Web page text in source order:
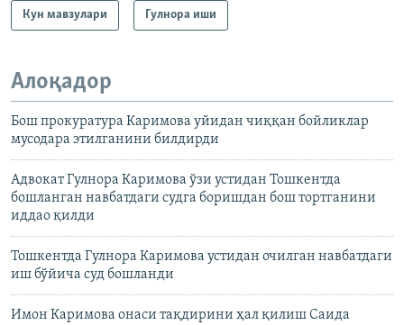
Кун мавзулари Гулнора иши
Алоқадор
Бош прокуратура Каримова уйидан чиққан бойликлар
мусодара этилганини билдирди
Адвокат Гулнора Каримова ўзи устидан Тошкентда
бошланган навбатдаги судга боришдан бош тортганини
иддао қилди
Тошкентда Гулнора Каримова устидан очилган навбатдаги
иш бўйича суд бошланди
Имон Каримова онаси тақдирини ҳал қилиш Саида